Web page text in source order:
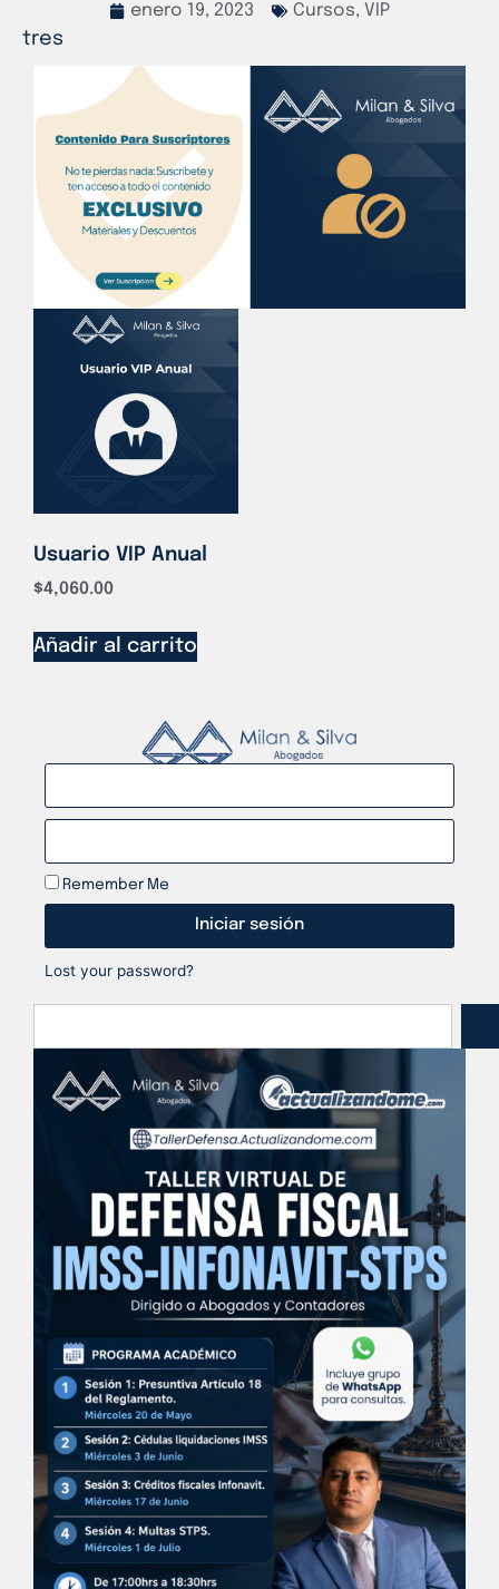
enero 19, 2023 Cursos, VIP
tres
Usuario VIP Anual
$4,060.00
Añadir al carrito
Remember Me
Iniciar sesión
Lost your password?